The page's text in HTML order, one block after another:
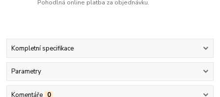
Pohodlná online platba za objednávku.
Kompletní specifikace
Parametry
Komentáře 0